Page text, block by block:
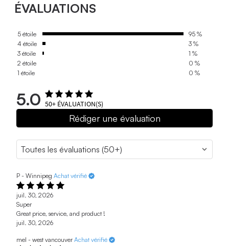
ÉVALUATIONS
5 étoile
95 %
4 étoile
3 %
3 étoile
1 %
2 étoile
0 %
1 étoile
0 %
5.0 50+ ÉVALUATION(S)
Rédiger une évaluation
P - Winnipeg Achat vérifié
juil. 30, 2026
Super
Great price, service, and product !
juil. 30, 2026
mel - west vancouver Achat vérifié